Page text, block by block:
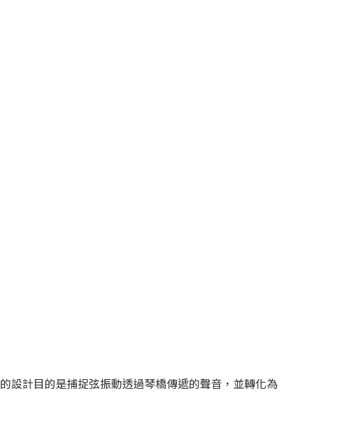
設計目的是捕捉弦振動透過琴橋傳遞的聲音，並轉化為